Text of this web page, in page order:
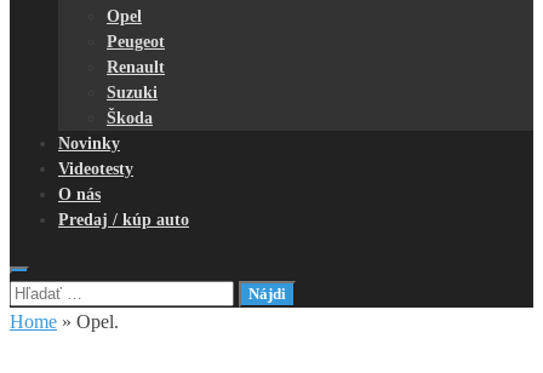
Opel
Peugeot
Renault
Suzuki
Škoda
Novinky
Videotesty
O nás
Predaj / kúp auto
Hľadať:
Home » Opel.